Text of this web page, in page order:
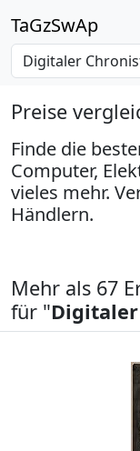
TaGzSwAp
Preise
Finde die
Computer,
vieles mehr.
Händlern.
Mehr als 67
für "